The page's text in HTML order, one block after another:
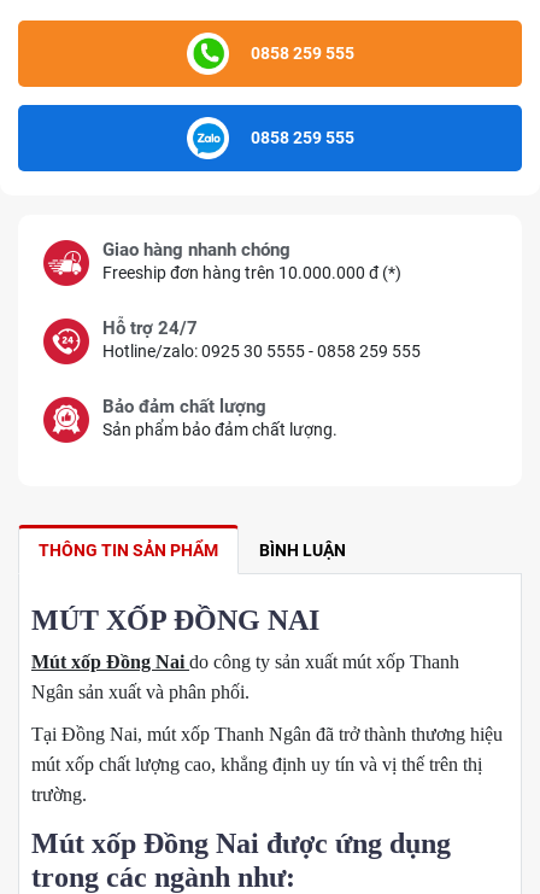
0858 259 555
0858 259 555
Giao hàng nhanh chóng
Freeship đơn hàng trên 10.000.000 đ (*)
Hỗ trợ 24/7
Hotline/zalo: 0925 30 5555 - 0858 259 555
Bảo đảm chất lượng
Sản phẩm bảo đảm chất lượng.
THÔNG TIN SẢN PHẨM BÌNH LUẬN
MÚT XỐP ĐỒNG NAI
Mút xốp Đồng Nai do công ty sản xuất mút xốp Thanh
Ngân sản xuất và phân phối.
Tại Đồng Nai, mút xốp Thanh Ngân đã trở thành thương hiệu
mút xốp chất lượng cao, khẳng định uy tín và vị thế trên thị
trường.
Mút xốp Đồng Nai được ứng dụng
trong các ngành như: